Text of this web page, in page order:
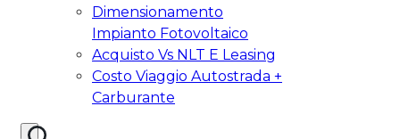
Dimensionamento
Impianto Fotovoltaico
Acquisto Vs NLT E Leasing
Costo Viaggio Autostrada +
Carburante